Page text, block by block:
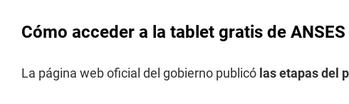
Cómo acceder a la tablet gratis de ANSES
La página web oficial del gobierno publicó las etapas del